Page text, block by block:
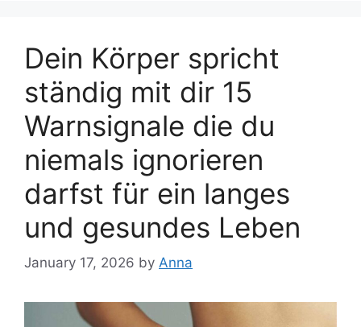
Dein Körper spricht
ständig mit dir 15
Warnsignale die du
niemals ignorieren
darfst für ein langes
und gesundes Leben
January 17, 2026 by Anna